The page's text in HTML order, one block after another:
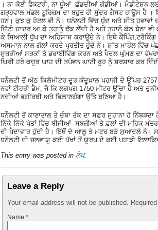
। ਨਾ ਕੋਈ ਫੈਕਟਰੀ, ਨਾ ਧੂੰਆਂ ਛੱਡਦੀਆਂ ਗੱਡੀਆਂ। ਮੈਡੀਟੇਸ਼ਨ
ਗੜ੍ਹਵਾਲ ਮੰਡਲ ਟੂਰਿਜ਼ਮ ਦਾ ਬਹੁਤ ਹੀ ਸੁੰਦਰ ਗੈਸਟ ਹਾਊਸ ਹੈ
ਹਨ। ਕੁਝ ਕੁ ਹੋਟਲ ਵੀ ਨੇ। ਧਨੋਲਟੀ ਵਿੱਚ ਧੁੰਦ ਅਤੇ ਸੀਤ
ਚਿੱਟੀ ਚਾਦਰ ਆ ਕੇ ਤੁਹਾਨੂੰ ਢੱਕ ਲੈਂਦੀ ਹੈ ਅਤੇ ਤੁਹਾਨੂੰ ਕੋਲ ਬੈਠਾ ਵੀ
ਕੇ ਸਿਆਲੀ ਧੁੱਪ ਦਾ ਅਹਿਸਾਸ ਕਰਾਉਂਦੇ ਨੇ। ਇਥੇ
ਅਸਮਾਨ ਨਾਲ ਗੱਲਾਂ ਕਰਦੇ ਪ੍ਰਤੀਤ ਹੁੰਦੇ ਨੇ। ਸ਼ਾਂਤ ਮਾਹੌਲ ਵਿੱਚ
ਸੁਥਰੀਆਂ ਸੜਕਾਂ ਤੇ ਡਰਾਈਵਿੰਗ ਕਰਨ ਅਤੇ ਪੈਦਲ ਘੁੰਮਣ ਦਾ
ਘਿਰੀ ਹਰੇ ਕਚੂਰ ਘਾਹ ਦੀ ਤਪੋਵਨ ਘਾਟੀ ਰੂਹ ਨੂੰ ਸ਼ਰਸ਼ਾਰ ਕਰ
ਧਨੌਲਟੀ ਤੋਂ ਅੱਠ ਕਿਲੋਮੀਟਰ ਦੂਰ ਕੱਦੂਖ਼ਾਲ ਪਹਾੜੀ ਦੇ ਉੱਪਰ
ਨਵਾਂ ਟੀਹਰੀ ਡੈਮ, ਜੋ ਕਿ ਲਗਪਗ 1750 ਮੀਟਰ ਉੱਚਾ ਹੈ ਅਤੇ
ਨਦੀਆਂ ਭਗੀਰਥੀ ਅਤੇ ਭਿਲਾਣਗੰਗਾ ਉੱਤੇ ਬਣਿਆ ਹੈ।
ਧਨੌਲਟੀ ਤੋਂ ਕਾਣਾਤਾਲ ਤੇ ਚੰਬਾ ਤੱਕ ਦਾ ਸਫ਼ਰ ਸੁਹਾਨਾ ਹੋ
ਨਿੱਕੇ ਨਿੱਕੇ ਖੇਤਾਂ ਵਿੱਚ ਬੀਜੀਆਂ ਸਬਜ਼ੀਆਂ ਤੇ ਫ਼ਲਾਂ ਦੀ ਮਹਿਕ
ਦੀ ਪੈਦਾਵਾਰ ਹੁੰਦੀ ਹੈ। ਇੱਥੋਂ ਦੇ ਆਲੂ ਤੇ ਮਟਰ ਬੜੇ ਸੁਆਦਲੇ ਨੇ।
ਧਨੋਲਟੀ ਦੀ ਜਲਵਾਯੂ ਕਈ ਪੱਖਾਂ ਤੋਂ ਯੂਰਪ ਦੇ ਕਈ ਪਹਾੜੀ
This entry was posted in ਲੇਖ.
Leave a Reply
Your email address will not be published.
Name *